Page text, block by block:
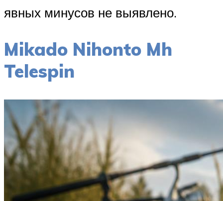
явных минусов не выявлено.
Mikado Nihonto Mh
Telespin